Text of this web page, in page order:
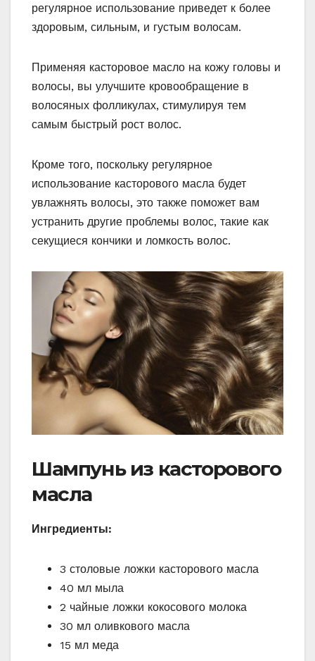
регулярное использование приведет к более
здоровым, сильным, и густым волосам.
Применяя касторовое масло на кожу головы и
волосы, вы улучшите кровообращение в
волосяных фолликулах, стимулируя тем
самым быстрый рост волос.
Кроме того, поскольку регулярное
использование касторового масла будет
увлажнять волосы, это также поможет вам
устранить другие проблемы волос, такие как
секущиеся кончики и ломкость волос.
Шампунь из касторового
масла
Ингредиенты:
3 столовые ложки касторового масла
40 мл мыла
2 чайные ложки кокосового молока
30 мл оливкового масла
15 мл меда